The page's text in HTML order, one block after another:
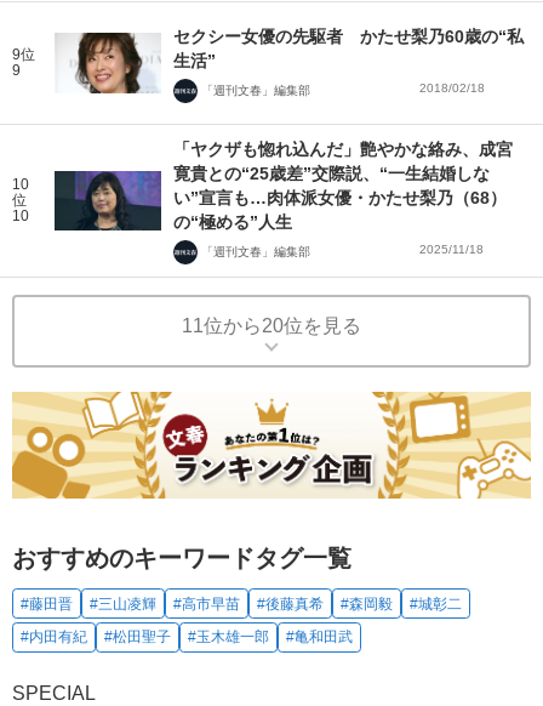
9位
9
セクシー女優の先駆者 かたせ梨乃60歳の“私
生活”
「週刊文春」編集部 2018/02/18
10
位
10
「ヤクザも惚れ込んだ」艶やかな絡み、成宮
寛貴との“25歳差”交際説、“一生結婚しな
い”宣言も…肉体派女優・かたせ梨乃（68）
の“極める”人生
「週刊文春」編集部 2025/11/18
11位から20位を見る
おすすめのキーワードタグ一覧
#藤田晋 #三山凌輝 #高市早苗 #後藤真希 #森岡毅
#城彰二
#内田有紀
#松田聖子 #玉木雄一郎 #亀和田武
SPECIAL